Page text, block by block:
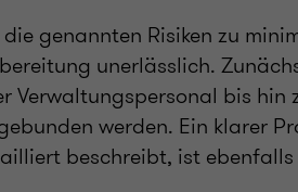
die genannten Risiken zu
unerlässlich.
Verwaltungspersonal bis hin
werden. Ein klarer
beschreibt, ist